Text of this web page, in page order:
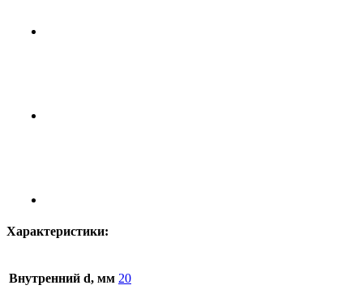
Характеристики:
Внутренний d, мм 20